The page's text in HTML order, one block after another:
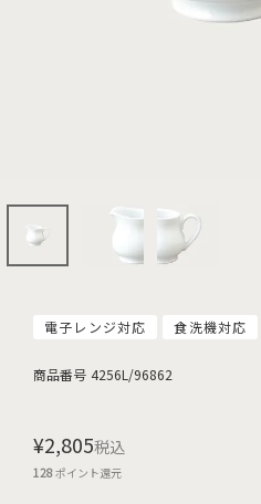
電子レンジ対応 食洗機対応
商品番号 4256L/96862
¥2,805税込
128ポイント還元